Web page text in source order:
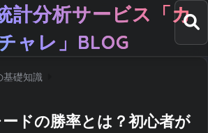
計分析サービス「カ
ャレ」BLOG
基礎知識
ドの勝率とは？初心者が